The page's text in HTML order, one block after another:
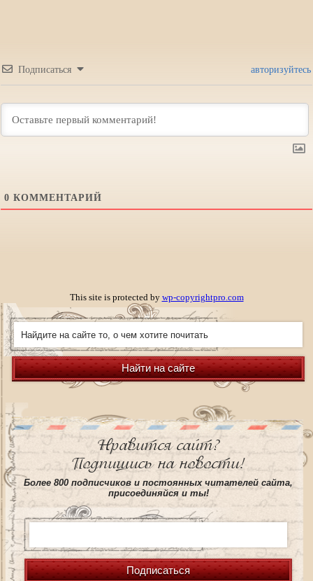
Найти на сайте
Нравится сайт?
Подпишись на новости!
Более 800 подписчиков и постоянных читателей сайта,
присоединяйся и ты!
Подписаться
Подписаться авторизуйтесь
0 КОММЕНТАРИЙ
This site is protected by wp-copyrightpro.com